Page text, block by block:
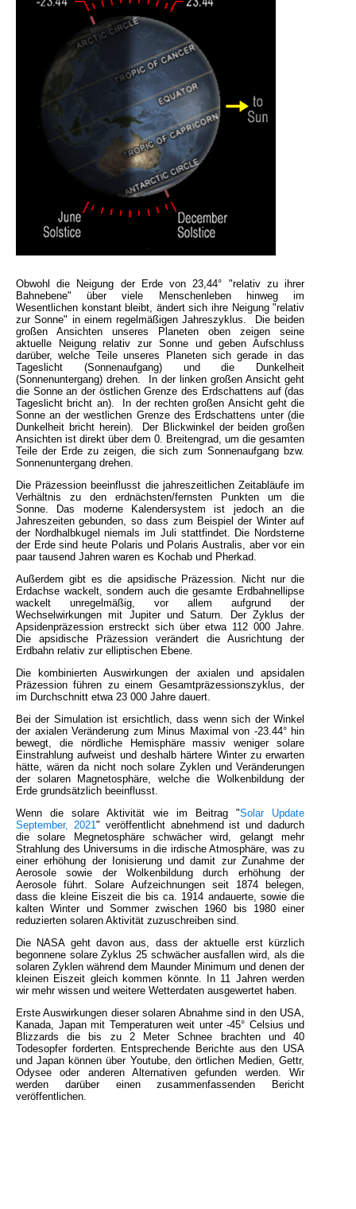
Obwohl die Neigung der Erde von 23,44° "relativ zu ihrer
Bahnebene" über viele Menschenleben hinweg im
Wesentlichen konstant bleibt, ändert sich ihre Neigung "relativ
zur Sonne" in einem regelmäßigen Jahreszyklus. Die beiden
großen Ansichten unseres Planeten oben zeigen seine
aktuelle Neigung relativ zur Sonne und geben Aufschluss
darüber, welche Teile unseres Planeten sich gerade in das
Tageslicht (Sonnenaufgang) und die Dunkelheit
(Sonnenuntergang) drehen. In der linken großen Ansicht geht
die Sonne an der östlichen Grenze des Erdschattens auf (das
Tageslicht bricht an). In der rechten großen Ansicht geht die
Sonne an der westlichen Grenze des Erdschattens unter (die
Dunkelheit bricht herein). Der Blickwinkel der beiden großen
Ansichten ist direkt über dem 0. Breitengrad, um die gesamten
Teile der Erde zu zeigen, die sich zum Sonnenaufgang bzw.
Sonnenuntergang drehen.
Die Präzession beeinflusst die jahreszeitlichen Zeitabläufe im
Verhältnis zu den erdnächsten/fernsten Punkten um die
Sonne. Das moderne Kalendersystem ist jedoch an die
Jahreszeiten gebunden, so dass zum Beispiel der Winter auf
der Nordhalbkugel niemals im Juli stattfindet. Die Nordsterne
der Erde sind heute Polaris und Polaris Australis, aber vor ein
paar tausend Jahren waren es Kochab und Pherkad.
Außerdem gibt es die apsidische Präzession. Nicht nur die
Erdachse wackelt, sondern auch die gesamte Erdbahnellipse
wackelt unregelmäßig, vor allem aufgrund der
Wechselwirkungen mit Jupiter und Saturn. Der Zyklus der
Apsidenpräzession erstreckt sich über etwa 112 000 Jahre.
Die apsidische Präzession verändert die Ausrichtung der
Erdbahn relativ zur elliptischen Ebene.
Die kombinierten Auswirkungen der axialen und apsidalen
Präzession führen zu einem Gesamtpräzessionszyklus, der
im Durchschnitt etwa 23 000 Jahre dauert.
Bei der Simulation ist ersichtlich, dass wenn sich der Winkel
der axialen Veränderung zum Minus Maximal von -23.44° hin
bewegt, die nördliche Hemisphäre massiv weniger solare
Einstrahlung aufweist und deshalb härtere Winter zu erwarten
hätte, wären da nicht noch solare Zyklen und Veränderungen
der solaren Magnetosphäre, welche die Wolkenbildung der
Erde grundsätzlich beeinflusst.
Wenn die solare Aktivität wie im Beitrag "Solar Update
September, 2021" veröffentlicht abnehmend ist und dadurch
die solare Megnetosphäre schwächer wird, gelangt mehr
Strahlung des Universums in die irdische Atmosphäre, was zu
einer erhöhung der Ionisierung und damit zur Zunahme der
Aerosole sowie der Wolkenbildung durch erhöhung der
Aerosole führt. Solare Aufzeichnungen seit 1874 belegen,
dass die kleine Eiszeit die bis ca. 1914 andauerte, sowie die
kalten Winter und Sommer zwischen 1960 bis 1980 einer
reduzierten solaren Aktivität zuzuschreiben sind.
Die NASA geht davon aus, dass der aktuelle erst kürzlich
begonnene solare Zyklus 25 schwächer ausfallen wird, als die
solaren Zyklen während dem Maunder Minimum und denen der
kleinen Eiszeit gleich kommen könnte. In 11 Jahren werden
wir mehr wissen und weitere Wetterdaten ausgewertet haben.
Erste Auswirkungen dieser solaren Abnahme sind in den USA,
Kanada, Japan mit Temperaturen weit unter -45° Celsius und
Blizzards die bis zu 2 Meter Schnee brachten und 40
Todesopfer forderten. Entsprechende Berichte aus den USA
und Japan können über Youtube, den örtlichen Medien, Gettr,
Odysee oder anderen Alternativen gefunden werden. Wir
werden darüber einen zusammenfassenden Bericht
veröffentlichen.